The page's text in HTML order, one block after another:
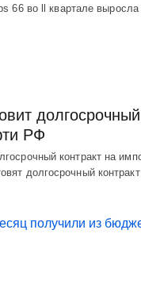
66 во ll квартале выросла
РФ
контракт на
долгосрочный